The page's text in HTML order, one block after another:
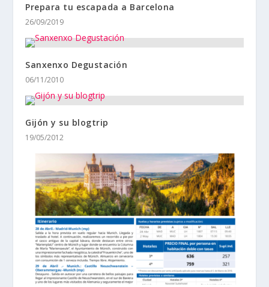
Prepara tu escapada a Barcelona
26/09/2019
Sanxenxo Degustación
06/11/2010
Gijón y su blogtrip
19/05/2012